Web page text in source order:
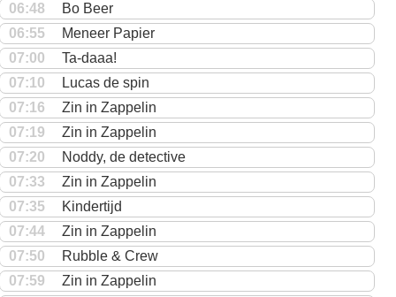
06:48
Bo Beer
06:55
Meneer Papier
07:00
Ta-daaa!
07:10
Lucas de spin
07:16
Zin in Zappelin
07:19
Zin in Zappelin
07:20
Noddy, de detective
07:33
Zin in Zappelin
07:35
Kindertijd
07:44
Zin in Zappelin
07:50
Rubble & Crew
07:59
Zin in Zappelin